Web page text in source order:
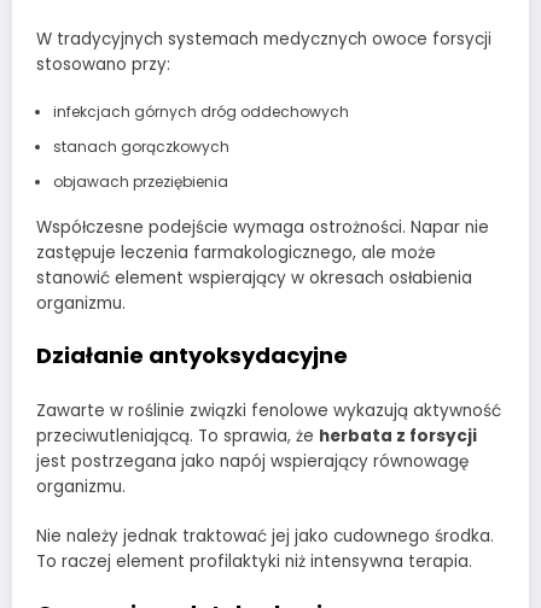
W tradycyjnych systemach medycznych owoce forsycji
stosowano przy:
infekcjach górnych dróg oddechowych
stanach gorączkowych
objawach przeziębienia
Współczesne podejście wymaga ostrożności. Napar nie
zastępuje leczenia farmakologicznego, ale może
stanowić element wspierający w okresach osłabienia
organizmu.
Działanie antyoksydacyjne
Zawarte w roślinie związki fenolowe wykazują aktywność
przeciwutleniającą. To sprawia, że herbata z forsycji
jest postrzegana jako napój wspierający równowagę
organizmu.
Nie należy jednak traktować jej jako cudownego środka.
To raczej element profilaktyki niż intensywna terapia.